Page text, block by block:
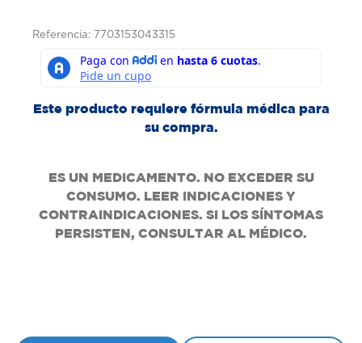
Referencia: 7703153043315
Este producto requiere fórmula médica para
su compra.
ES UN MEDICAMENTO. NO EXCEDER SU
CONSUMO. LEER INDICACIONES Y
CONTRAINDICACIONES. SI LOS SÍNTOMAS
PERSISTEN, CONSULTAR AL MÉDICO.